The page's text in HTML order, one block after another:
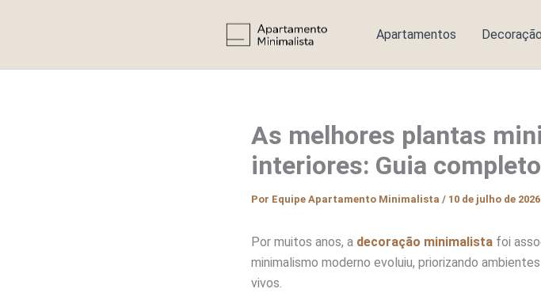
conteúdo
Apartamentos Decoração
As melhores plantas
interiores: Guia completo
Por Equipe Apartamento Minimalista / 10 de julho de 2026
Por muitos anos, a decoração minimalista foi
minimalismo moderno evoluiu, priorizando
vivos.